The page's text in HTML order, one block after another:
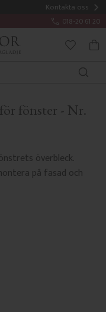
Kontakta oss
018-20 61 20
fönster - Nr.
överbleck.
på fasad och